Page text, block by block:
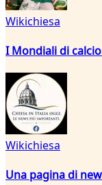
Wikichiesa
I Mondiali di
Wikichiesa
Una pagina di